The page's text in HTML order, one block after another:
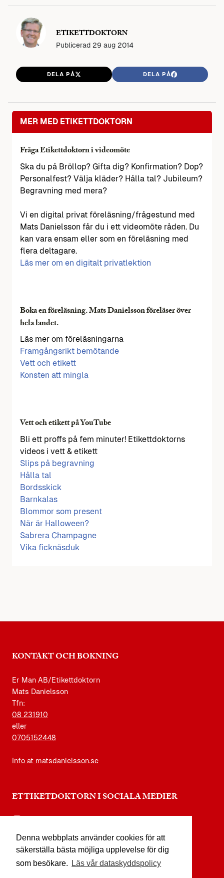
Denna webbplats använder cookies för att
säkerställa bästa möjliga upplevelse för dig
som besökare.
Läs vår dataskyddspolicy
ETIKETTDOKTORN
Publicerad 29 aug 2014
DELA PÅ DELA PÅ
MER MED ETIKETTDOKTORN
Fråga Etikettdoktorn i videomöte
Ska du på Bröllop? Gifta dig? Konfirmation? Dop?
Personalfest? Välja kläder? Hålla tal? Jubileum?
Begravning med mera?
Vi en digital privat föreläsning/frågestund med
Mats Danielsson får du i ett videomöte råden. Du
kan vara ensam eller som en föreläsning med
flera deltagare.
Läs mer om en digitalt privatlektion
Boka en föreläsning. Mats Danielsson föreläser över
hela landet.
Läs mer om föreläsningarna
Framgångsrikt bemötande
Vett och etikett
Konsten att mingla
Vett och etikett på YouTube
Bli ett proffs på fem minuter! Etikettdoktorns
videos i vett & etikett
Slips på begravning
Hålla tal
Bordsskick
Barnkalas
Blommor som present
När är Halloween?
Sabrera Champagne
Vika ficknäsduk
KONTAKT OCH BOKNING
Er Man AB/Etikettdoktorn
Mats Danielsson
Tfn:
08 231910
eller
0705152448
Info at matsdanielsson.se
ETTIKETDOKTORN I SOCIALA MEDIER
facebook.com/etikettdoktorn
youtube.com/etikettdoktorn